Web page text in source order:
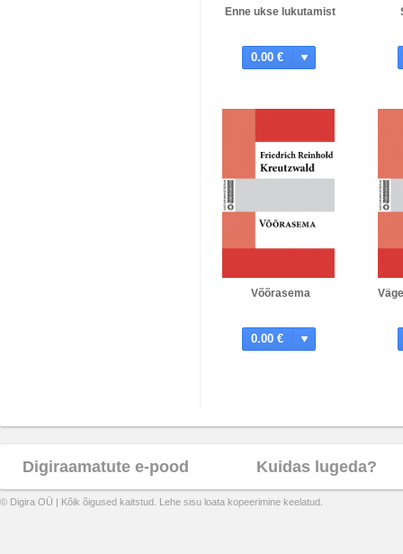
Enne ukse lukutamist
0.00 €
Võõrasema
0.00 €
Digiraamatute e-pood Kuidas lugeda?
© Digira OÜ | Kõik õigused kaitstud. Lehe sisu loata kopeerimine keelatud.